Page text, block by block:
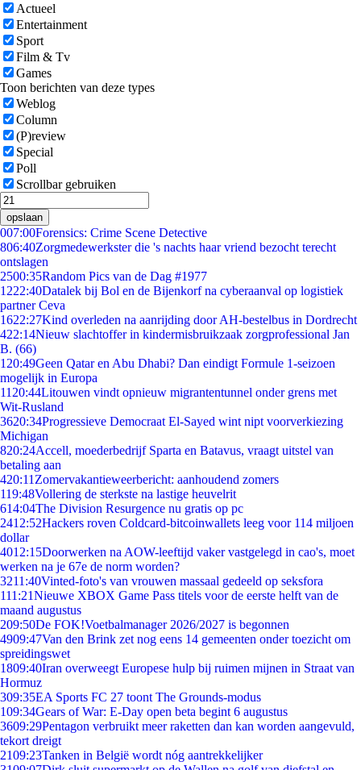
Actueel
Entertainment
Sport
Film & Tv
Games
Toon berichten van deze types
Weblog
Column
(P)review
Special
Poll
Scrollbar gebruiken
opslaan
007:00Forensics: Crime Scene Detective
806:40Zorgmedewerkster die 's nachts haar vriend bezocht terecht
ontslagen
2500:35Random Pics van de Dag #1977
1222:40Datalek bij Bol en de Bijenkorf na cyberaanval op logistiek
partner Ceva
1622:27Kind overleden na aanrijding door AH-bestelbus in Dordrecht
422:14Nieuw slachtoffer in kindermisbruikzaak zorgprofessional Jan
B. (66)
1 20:49Geen Qatar en Abu Dhabi? Dan eindigt Formule 1-seizoen
mogelijk in Europa
11 20:44Litouwen vindt opnieuw migrantentunnel onder grens met
Wit-Rusland
3620:34Progressieve Democraat El-Sayed wint nipt voorverkiezing
Michigan
820:24Accell, moederbedrijf Sparta en Batavus, vraagt uitstel van
betaling aan
420:11 Zomervakantieweerbericht: aanhoudend zomers
119:48Vollering de sterkste na lastige heuvelrit
614:04The Division Resurgence nu gratis op pc
2412:52Hackers roven Coldcard-bitcoinwallets leeg voor 114 miljoen
dollar
4012:15Doorwerken na AOW-leeftijd vaker vastgelegd in cao's, moet
werken na je 67e de norm worden?
3211:40Vinted-foto's van vrouwen massaal gedeeld op seksfora
111:21Nieuwe XBOX Game Pass titels voor de eerste helft van de
maand augustus
209:50De FOK!Voetbalmanager 2026/2027 is begonnen
4909:47Van den Brink zet nog eens 14 gemeenten onder toezicht om
spreidingswet
1809:40Iran overweegt Europese hulp bij ruimen mijnen in Straat van
Hormuz
309:35EA Sports FC 27 toont The Grounds-modus
109:34Gears of War: E-Day open beta begint 6 augustus
3609:29Pentagon verbruikt meer raketten dan kan worden aangevuld,
tekort dreigt
2109:23Tanken in België wordt nóg aantrekkelijker